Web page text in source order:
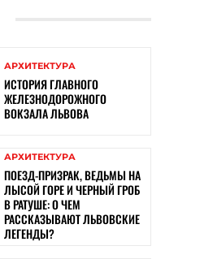
АРХИТЕКТУРА
ИСТОРИЯ ГЛАВНОГО
ЖЕЛЕЗНОДОРОЖНОГО
ВОКЗАЛА ЛЬВОВА
АРХИТЕКТУРА
ПОЕЗД-ПРИЗРАК, ВЕДЬМЫ НА
ЛЫСОЙ ГОРЕ И ЧЕРНЫЙ ГРОБ
В РАТУШЕ: О ЧЕМ
РАССКАЗЫВАЮТ ЛЬВОВСКИЕ
ЛЕГЕНДЫ?